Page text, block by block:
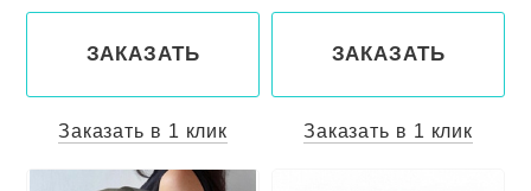
ЗАКАЗАТЬ
Заказать в 1 клик
ЗАКАЗАТЬ
Заказать в 1 клик